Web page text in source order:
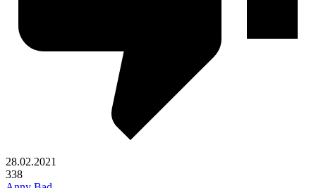
28.02.2021
338